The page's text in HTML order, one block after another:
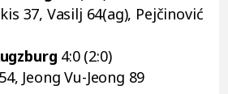
37, Vasilj 64(ag), Pejčinović
4:0 (2:0)
Jeong Vu-Jeong 89